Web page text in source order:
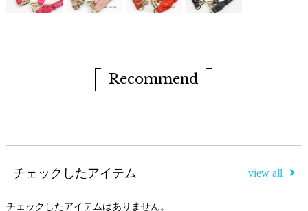
Recommend
チェックしたアイテム view all
チェックしたアイテムはありません。